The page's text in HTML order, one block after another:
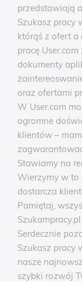
przedstawiają
Szukasz pracy
którąś z ofert a
pracę
dokumenty
oraz ofertami
W User.com
ogromne
klientów –
Stawiamy na
Wierzymy w to
dostarcza
Pamiętaj,
Szukampracy.pl
Serdecznie
Szukasz pracy
nasze
szybki rozwój